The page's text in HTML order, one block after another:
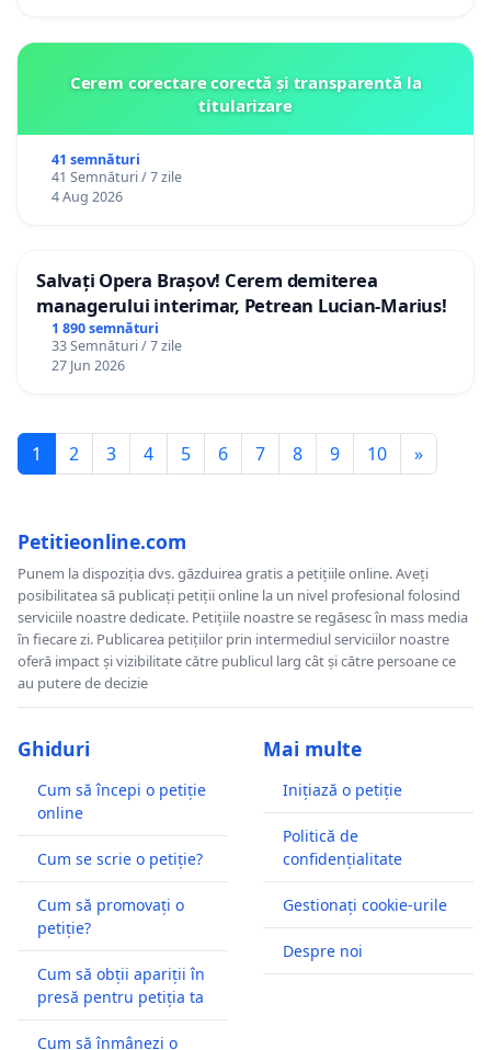
Cerem corectare corectă și transparentă la
titularizare
41 semnături
41 Semnături / 7 zile
4 Aug 2026
Salvați Opera Brașov! Cerem demiterea
managerului interimar, Petrean Lucian-Marius!
1 890 semnături
33 Semnături / 7 zile
27 Jun 2026
1 2 3 4 5 6 7 8 9 10 »
Petitieonline.com
Punem la dispoziția dvs. găzduirea gratis a petițiile online. Aveți
posibilitatea să publicați petiții online la un nivel profesional folosind
serviciile noastre dedicate. Petițiile noastre se regăsesc în mass media
în fiecare zi. Publicarea petițiilor prin intermediul serviciilor noastre
oferă impact și vizibilitate către publicul larg cât și către persoane ce
au putere de decizie
Ghiduri
Cum să începi o petiție
online
Cum se scrie o petiție?
Cum să promovați o
petiție?
Cum să obții apariții în
presă pentru petiția ta
Cum să înmânezi o
Mai multe
Inițiază o petiție
Politică de
confidențialitate
Gestionați cookie-urile
Despre noi